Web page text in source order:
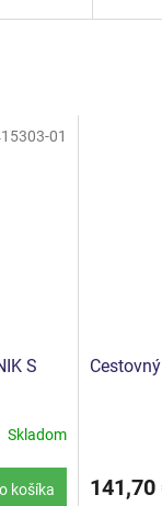
S
Skladom
košíka
01
141,70